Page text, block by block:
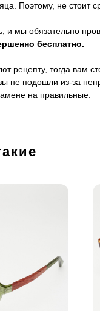
Поэтому, не стоит
мы обязательно
бесплатно.
рецепту, тогда вам
не подошли из-за
на правильные.